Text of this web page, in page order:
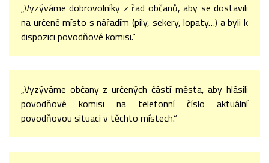
„Vyzýváme dobrovolníky z řad občanů, aby se dostavili
na určené místo s nářadím (pily, sekery, lopaty…) a byli k
dispozici povodňové komisi.“
„Vyzýváme občany z určených částí města, aby hlásili
povodňové komisi na telefonní číslo aktuální
povodňovou situaci v těchto místech.“